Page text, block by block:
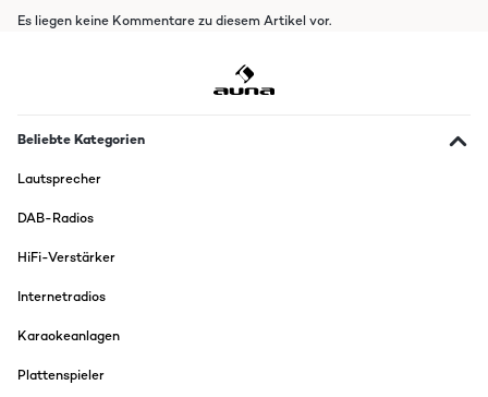
Es liegen keine Kommentare zu diesem Artikel vor.
Beliebte Kategorien
Lautsprecher
DAB-Radios
HiFi-Verstärker
Internetradios
Karaokeanlagen
Plattenspieler